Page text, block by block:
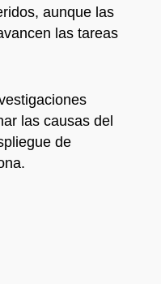
aunque las
las tareas
las causas del
de